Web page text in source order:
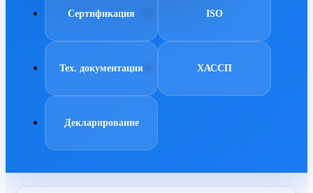
Сертификация ISO
Тех. документация ХАССП
Декларирование